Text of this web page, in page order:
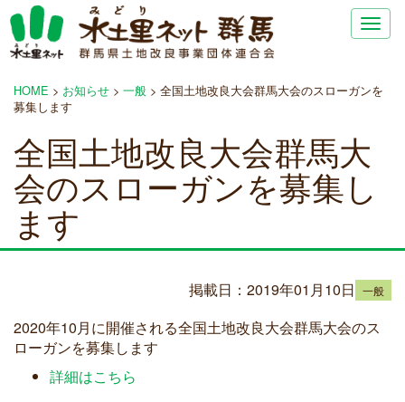
HOME > お知らせ > 一般 > 全国土地改良大会群馬大会のスローガンを
募集します
全国土地改良大会群馬大
会のスローガンを募集し
ます
掲載日：2019年01月10日 一般
2020年10月に開催される全国土地改良大会群馬大会のス
ローガンを募集します
詳細はこちら